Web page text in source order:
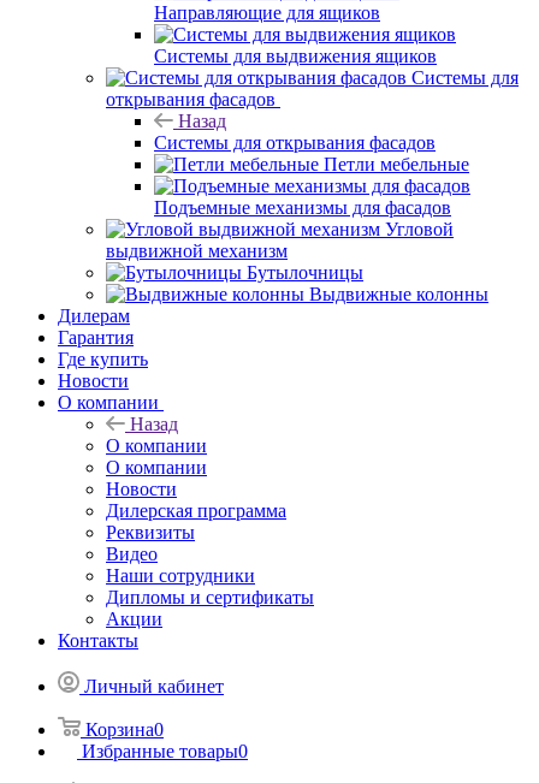
Направляющие для ящиков
Системы для выдвижения ящиков
Системы для
открывания фасадов
Назад
Системы для открывания фасадов
Петли мебельные
Подъемные механизмы для фасадов
Угловой
выдвижной механизм
Бутылочницы
Выдвижные колонны
Дилерам
Гарантия
Где купить
Новости
О компании
Назад
О компании
О компании
Новости
Дилерская программа
Реквизиты
Видео
Наши сотрудники
Дипломы и сертификаты
Акции
Контакты
Личный кабинет
Корзина0
Избранные товары0